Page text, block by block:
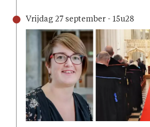
Vrijdag 27 september - 15u28